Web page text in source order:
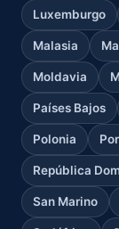
Luxemburgo
Malasia
Moldavia
Países Bajos
Polonia
República
San Marino